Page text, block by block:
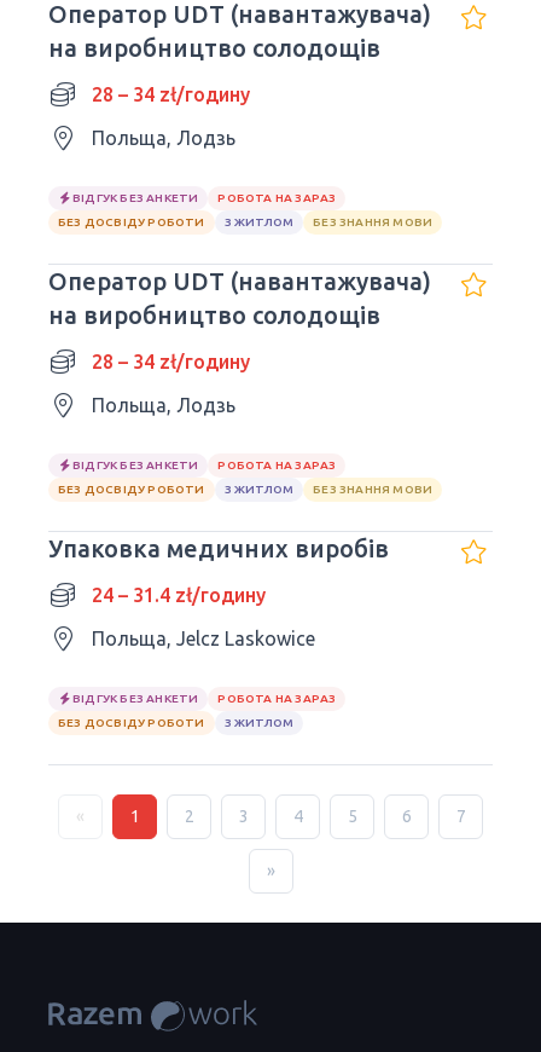
Оператор UDT (навантажувача)
на виробництво солодощів
28 – 34 zł/годину
Польща, Лодзь
ВІДГУК БЕЗ АНКЕТИ
РОБОТА НА ЗАРАЗ
БЕЗ ДОСВІДУ РОБОТИ
З ЖИТЛОМ БЕЗ ЗНАННЯ МОВИ
Оператор UDT (навантажувача)
на виробництво солодощів
28 – 34 zł/годину
Польща, Лодзь
ВІДГУК БЕЗ АНКЕТИ
РОБОТА НА ЗАРАЗ
БЕЗ ДОСВІДУ РОБОТИ
З ЖИТЛОМ БЕЗ ЗНАННЯ МОВИ
Упаковка медичних виробів
24 – 31.4 zł/годину
Польща, Jelcz Laskowice
ВІДГУК БЕЗ АНКЕТИ
РОБОТА НА ЗАРАЗ
БЕЗ ДОСВІДУ РОБОТИ
З ЖИТЛОМ
« 1 2 3 4 5 6 7
»